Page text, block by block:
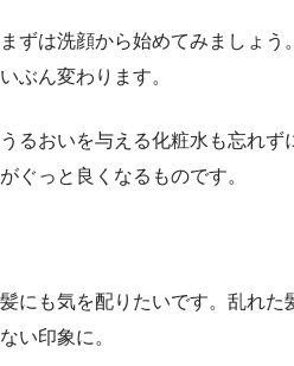
まずは洗顔から始めてみましょ
いぶん変わります。
うるおいを与える化粧水も忘れず
がぐっと良くなるものです。
髪にも気を配りたいです。乱れた
ない印象に。